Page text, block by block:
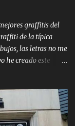
de Graffitis para
LIBRO DE
graffitis del
de la típica
las letras no me
he creado este
Aquí os
graffiteros
explicaré un